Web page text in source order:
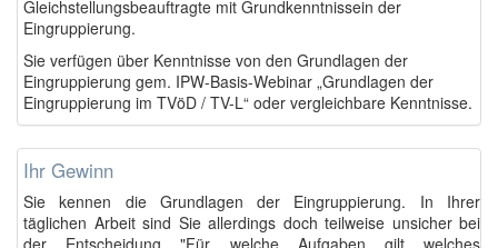
Gleichstellungsbeauftragte mit Grundkenntnissein der
Eingruppierung.
Sie verfügen über Kenntnisse von den Grundlagen der
Eingruppierung gem. IPW-Basis-Webinar „Grundlagen der
Eingruppierung im TVöD / TV-L“ oder vergleichbare Kenntnisse.
Ihr Gewinn
Sie kennen die Grundlagen der Eingruppierung. In Ihrer
täglichen Arbeit sind Sie allerdings doch teilweise unsicher bei
der Entscheidung "Für welche Aufgaben gilt welches